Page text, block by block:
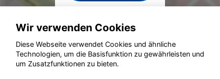
© konjunkturmotor.de GmbH 2020 - 2026
Wir verwenden Cookies
Diese Webseite verwendet Cookies und ähnliche
Technologien, um die Basisfunktion zu gewährleisten und
um Zusatzfunktionen zu bieten.